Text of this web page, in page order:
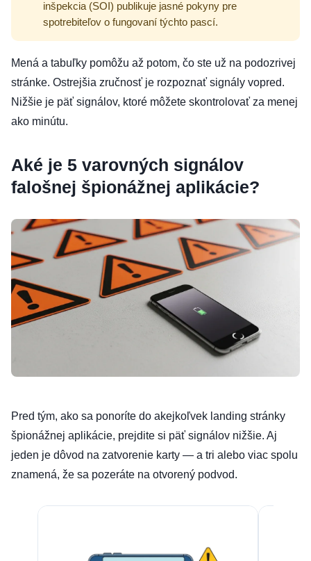
inšpekcia (SOI) publikuje jasné pokyny pre
spotrebiteľov o fungovaní týchto pascí.
Mená a tabuľky pomôžu až potom, čo ste už na podozrivej
stránke. Ostrejšia zručnosť je rozpoznať signály vopred.
Nižšie je päť signálov, ktoré môžete skontrolovať za menej
ako minútu.
Aké je 5 varovných signálov
falošnej špionážnej aplikácie?
Pred tým, ako sa ponoríte do akejkoľvek landing stránky
špionážnej aplikácie, prejdite si päť signálov nižšie. Aj
jeden je dôvod na zatvorenie karty — a tri alebo viac spolu
znamená, že sa pozeráte na otvorený podvod.